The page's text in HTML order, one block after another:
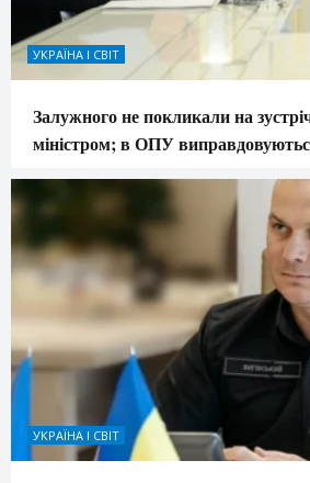
УКРАЇНА І СВІТ
Залужного не покликали на
міністром; в ОПУ
УКРАЇНА І СВІТ